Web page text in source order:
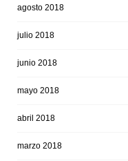
agosto 2018
julio 2018
junio 2018
mayo 2018
abril 2018
marzo 2018